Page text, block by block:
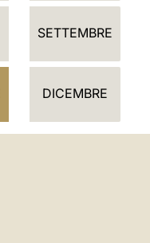
SETTEMBRE
DICEMBRE